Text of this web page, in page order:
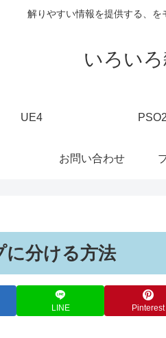
解りやすい情報を提供する、を
いろい
UE4 PSO2
お問い合わせ
に分ける方法
LINE Pinterest